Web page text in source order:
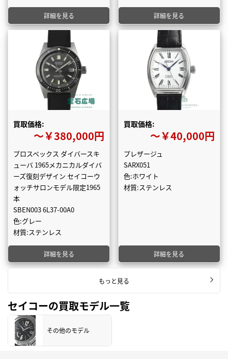
詳細を見る 詳細を見る
買取価格:
〜￥380,000円
プロスペックス ダイバースキ
ューバ 1965メカニカルダイバ
ーズ復刻デザイン セイコーウ
ォッチサロンモデル限定1965
本
SBEN003 6L37-00A0
色:グレー
材質:ステンレス
詳細を見る
買取価格:
〜￥40,000円
プレザージュ
SARX051
色:ホワイト
材質:ステンレス
詳細を見る
もっと見る
セイコーの買取モデル一覧
その他のモデル